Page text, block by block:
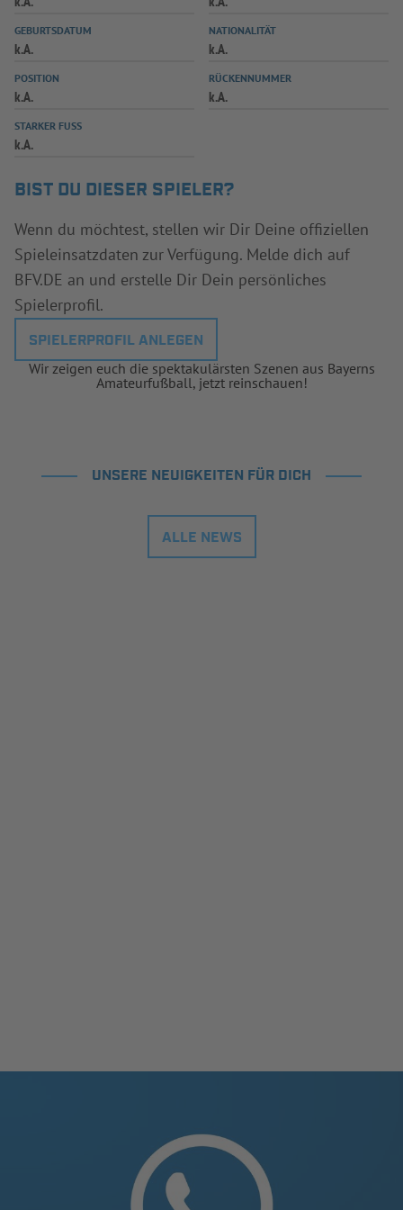
SPIELPLUS
GEBURTSDATUM
k.A.
NATIONALITÄT
k.A.
POSITION
k.A.
RÜCKENNUMMER
k.A.
STARKER FUSS
k.A.
BIST DU DIESER SPIELER?
Wenn du möchtest, stellen wir Dir Deine offiziellen
Spieleinsatzdaten zur Verfügung. Melde dich auf
BFV.DE an und erstelle Dir Dein persönliches
Spielerprofil.
SPIELERPROFIL ANLEGEN
Wir zeigen euch die spektakulärsten Szenen aus Bayerns
Amateurfußball, jetzt reinschauen!
UNSERE NEUIGKEITEN FÜR DICH
ALLE NEWS